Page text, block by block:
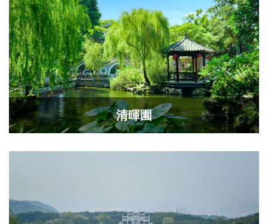
清暉園